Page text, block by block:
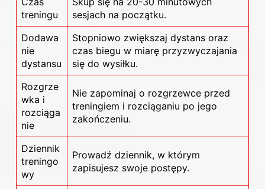
treningu
sesjach na początku.
Dodawa
nie
dystansu
Stopniowo zwiększaj dystans oraz
czas biegu w miarę przyzwyczajania
się do wysiłku.
Rozgrze
wka i
rozciąga
nie
Nie zapominaj o rozgrzewce przed
treningiem i rozciąganiu po jego
zakończeniu.
Dziennik
treningo
wy
Prowadź dziennik, w którym
zapisujesz swoje postępy.